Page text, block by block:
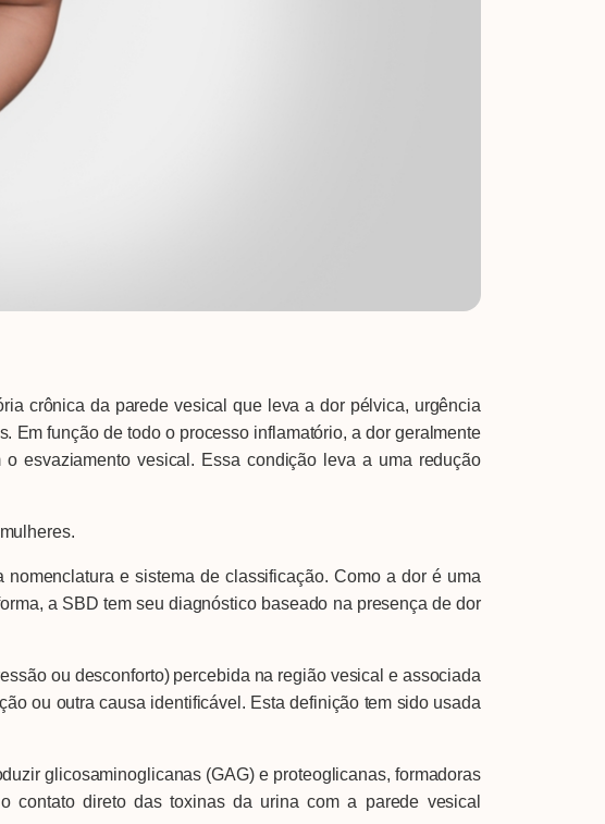
da parede vesical que leva a dor pélvica, urgência
Em função de todo o processo inflamatório, a dor geralmente
esvaziamento vesical. Essa condição leva a uma redução
e sistema de classificação. Como a dor é uma
a SBD tem seu diagnóstico baseado na presença de dor
ou desconforto) percebida na região vesical e associada
ou outra causa identificável. Esta definição tem sido usada
glicosaminoglicanas (GAG) e proteoglicanas, formadoras
contato direto das toxinas da urina com a parede vesical